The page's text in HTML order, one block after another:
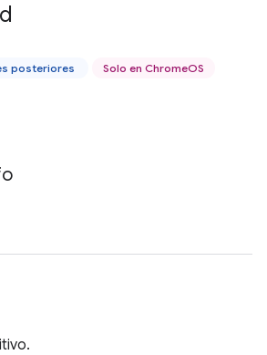
posteriores Solo en ChromeOS